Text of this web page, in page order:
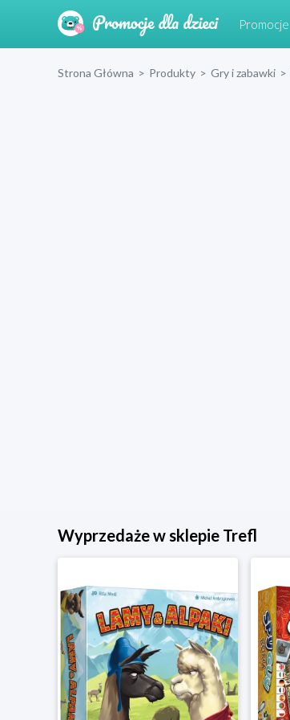
Promocje
Strona Główna > Produkty > Gry i zabawki >
Wyprzedaże w sklepie Trefl